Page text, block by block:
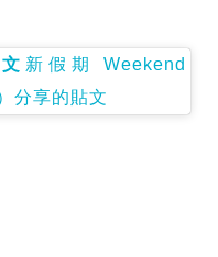
新假期 Weekend
分享的貼文